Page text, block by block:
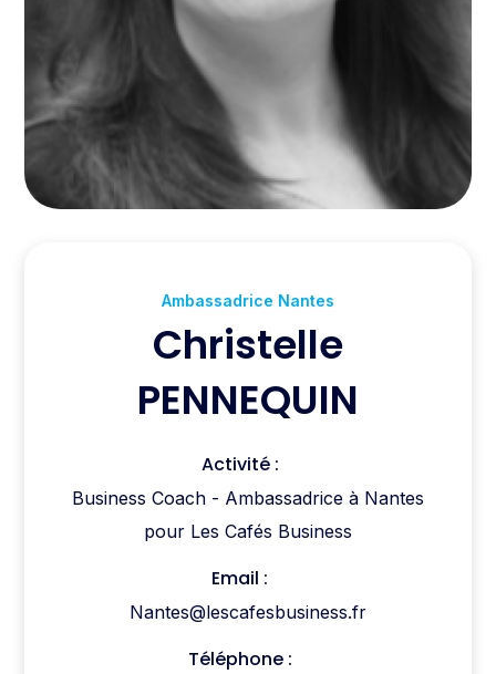
Ambassadrice Nantes
Christelle
PENNEQUIN
Activité :
Business Coach - Ambassadrice à Nantes
pour Les Cafés Business
Email :
Nantes@lescafesbusiness.fr
Téléphone :